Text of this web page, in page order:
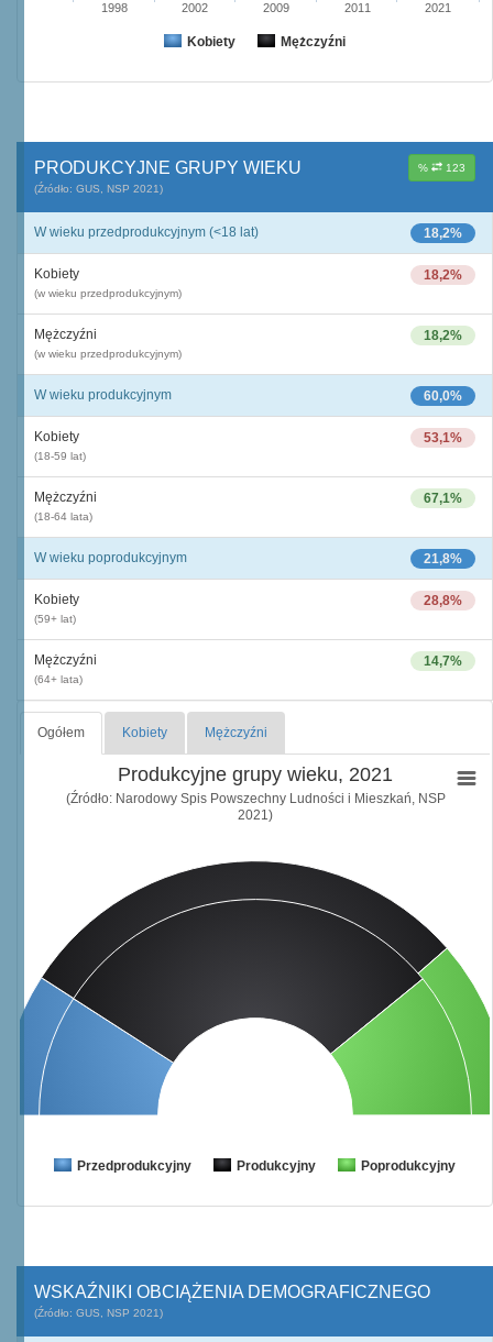
Kobiety Mężczyźni
1998 2002 2009 2011 2021
% 123
PRODUKCYJNE GRUPY WIEKU
(Źródło: GUS, NSP 2021)
18,2%
W wieku przedprodukcyjnym (<18 lat)
18,2%
Kobiety
(w wieku przedprodukcyjnym)
18,2%
Mężczyźni
(w wieku przedprodukcyjnym)
60,0%
W wieku produkcyjnym
53,1%
Kobiety
(18-59 lat)
67,1%
Mężczyźni
(18-64 lata)
21,8%
W wieku poprodukcyjnym
28,8%
Kobiety
(59+ lat)
14,7%
Mężczyźni
(64+ lata)
Ogółem Kobiety Mężczyźni
Produkcyjne grupy wieku, 2021
(Źródło: Narodowy Spis Powszechny Ludności i Mieszkań, NSP
2021)
Przedprodukcyjny Produkcyjny Poprodukcyjny
WSKAŹNIKI OBCIĄŻENIA DEMOGRAFICZNEGO
(Źródło: GUS, NSP 2021)